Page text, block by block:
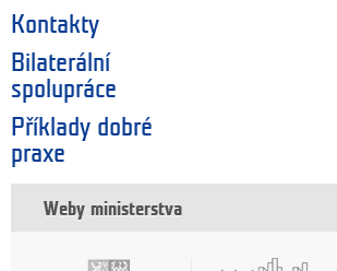
Kontakty
Bilaterální
spolupráce
Příklady dobré
praxe
Weby ministerstva